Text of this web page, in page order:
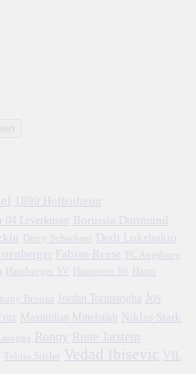
1899 Hoffenheim
04 Leverkusen Borussia Dortmund
Derry Scherhant
Dodi Lukebakio
Fabian Reese
Hamburger SV
Jordan Torunarigha
Jos
Maximilian Mittelstädt Niklas Stark
Ronny Rune Jarstein
Tobias Stieler Vedad Ibisevic
VfL